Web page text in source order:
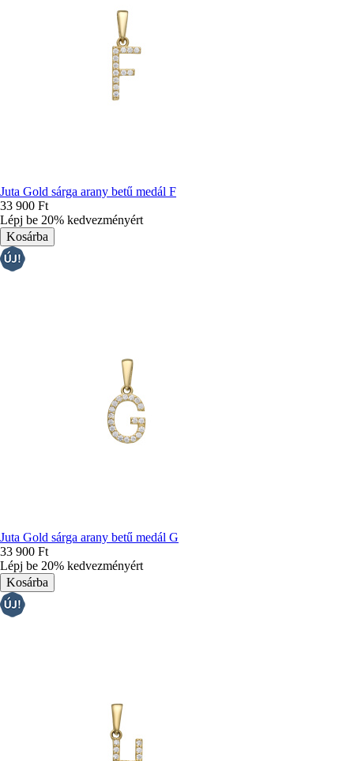
Juta Gold sárga arany betű medál F
33 900 Ft
Lépj be 20% kedvezményért
Juta Gold sárga arany betű medál G
33 900 Ft
Lépj be 20% kedvezményért